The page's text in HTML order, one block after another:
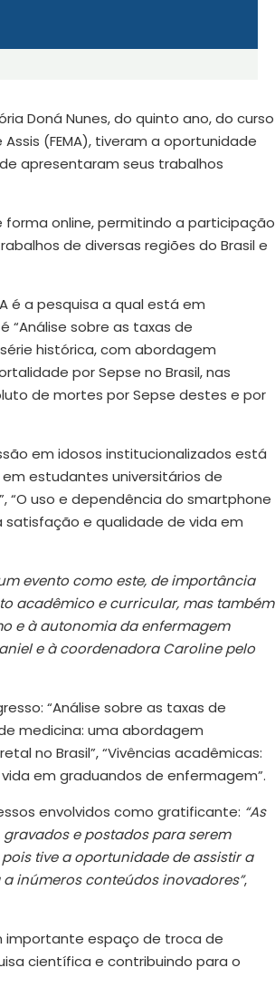
Doná Nunes, do quinto ano, do curso
(FEMA), tiveram a oportunidade
apresentaram seus trabalhos
forma online, permitindo a participação
de diversas regiões do Brasil e
é a pesquisa a qual está em
“Análise sobre as taxas de
histórica, com abordagem
por Sepse no Brasil, nas
de mortes por Sepse destes e por
em idosos institucionalizados está
estudantes universitários de
“O uso e dependência do smartphone
satisfação e qualidade de vida em
evento como este, de importância
acadêmico e curricular, mas também
e à autonomia da enfermagem
e à coordenadora Caroline pelo
“Análise sobre as taxas de
medicina: uma abordagem
no Brasil”, “Vivências acadêmicas:
em graduandos de enfermagem”.
envolvidos como gratificante: “As
e postados para serem
tive a oportunidade de assistir a
inúmeros conteúdos inovadores”,
importante espaço de troca de
científica e contribuindo para o